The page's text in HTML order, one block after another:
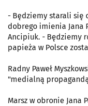
- Będziemy starali się
dobrego imienia Jana
Ancipiuk. - Będziemy
papieża w Polsce
Radny Paweł
"medialną
Marsz w obronie Jana